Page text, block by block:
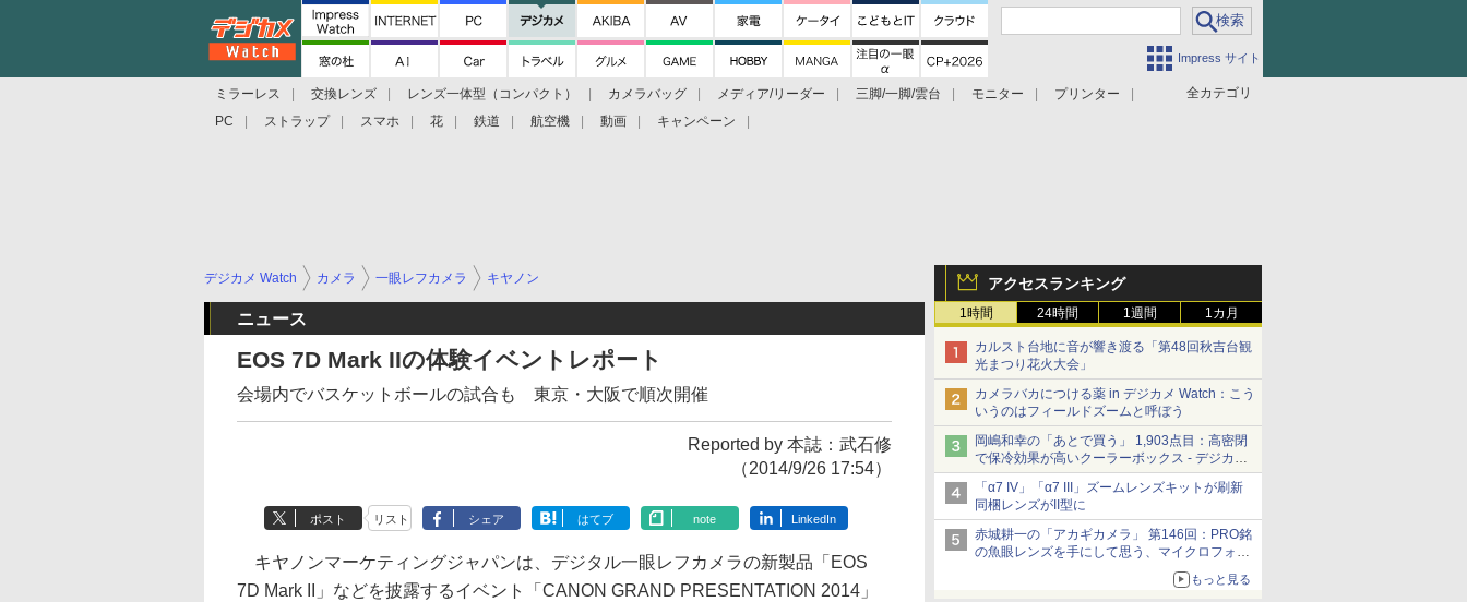
Impress サイト
全カテゴリ
ミラーレス 交換レンズ レンズ一体型（コンパクト） カメラバッグ メディア/リーダー 三脚/一脚/雲台 モニター
プリンター
PC
ストラップ スマホ 花 鉄道 航空機 動画 キャンペーン
アクセスランキング
1時間 24時間 1週間 1カ月
カルスト台地に音が響き渡る「第48回秋吉台観
光まつり花火大会」
カメラバカにつける薬 in デジカメ Watch：こう
いうのはフィールドズームと呼ぼう
岡嶋和幸の「あとで買う」 1,903点目：高密閉
で保冷効果が高いクーラーボックス - デジカメ
Watch
「α7 IV」「α7 III」ズームレンズキットが刷新
同梱レンズがII型に
赤城耕一の「アカギカメラ」 第146回：PRO銘
の魚眼レンズを手にして思う、マイクロフォー
もっと見る
デジカメ Watch カメラ 一眼レフカメラ キヤノン
ニュース
EOS 7D Mark IIの体験イベントレポート
会場内でバスケットボールの試合も 東京・大阪で順次開催
Reported by 本誌：武石修
（2014/9/26 17:54）
ポスト リスト シェア はてブ note LinkedIn
キヤノンマーケティングジャパンは、デジタル一眼レフカメラの新製品「EOS
7D Mark II」などを披露するイベント「CANON GRAND PRESENTATION 2014」